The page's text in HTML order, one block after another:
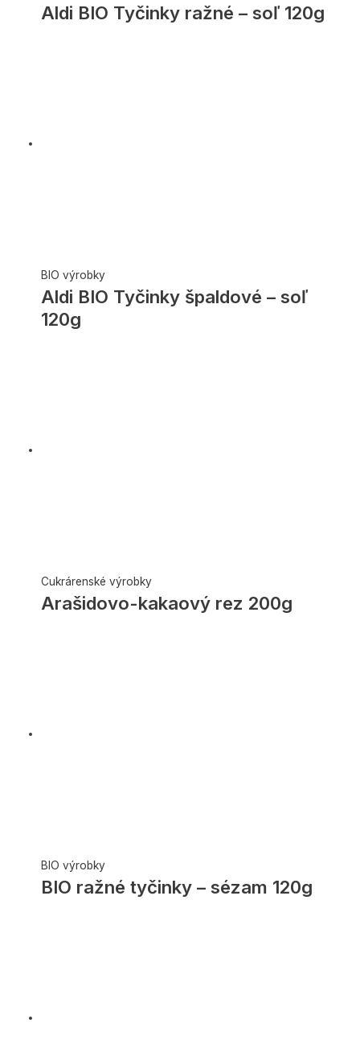
Aldi BIO Tyčinky ražné – soľ 120g
BIO výrobky
Aldi BIO Tyčinky špaldové – soľ
120g
Cukrárenské výrobky
Arašidovo-kakaový rez 200g
BIO výrobky
BIO ražné tyčinky – sézam 120g